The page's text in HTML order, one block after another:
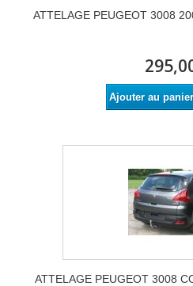
ATTELAGE PEUGEOT 3008
Ajouter au panier
ATTELAGE PEUGEOT 3008